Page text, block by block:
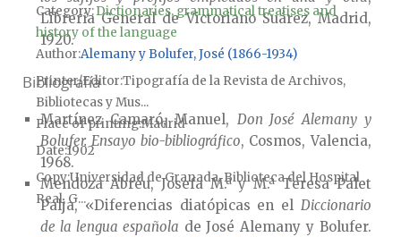
Librería General de Victoriano Suárez, Madrid,
1920.
Bibliografía
Martínez Camaró, Manuel, Don José Alemany y
Bolufer. Ensayo bio-bibliográfico, Cosmos, Valencia,
1968.
Mendoza Abréu, Josefa M.ª y M.ª Teresa Palet
Palja, «Diferencias diatópicas en elDiccionario
de la lengua española de José Alemany y Bolufer.
Category:Dictionaries, grammatical treatises and
history of the language
Author Alemany y Bolufer, José (1866-1934)
Printer/Editor Tipografía de la Revista de Archivos,
Bibliotecas y Mus...
Place of printingMadrid
Date1902
CopyUniversidad de Granada, Biblioteca del Hospital
Real, G...